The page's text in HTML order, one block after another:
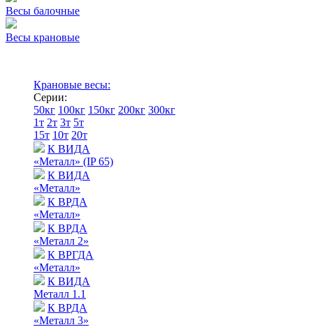
Весы балочные
Весы крановые
Крановые весы:
Серии:
50кг 100кг 150кг 200кг 300кг
1т 2т 3т 5т
15т 10т 20т
К ВИДА
«Металл» (IP 65)
К ВИДА
«Металл»
К ВРДА
«Металл»
К ВРДА
«Металл 2»
К ВРГДА
«Металл»
К ВИДА
Металл 1.1
К ВРДА
«Металл 3»